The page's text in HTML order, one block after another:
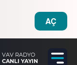
AÇ
VAV RADYO
CANLI YAYIN